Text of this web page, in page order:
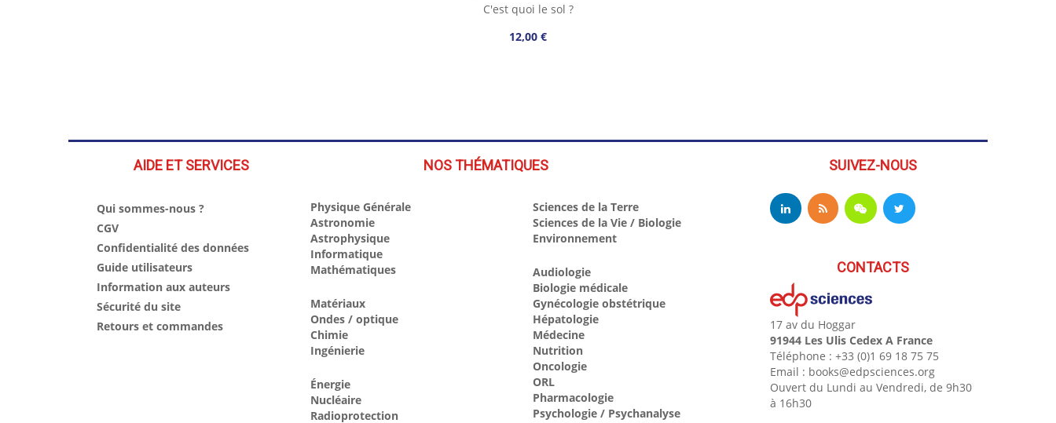
C'est quoi le sol ?
12,00 €
AIDE ET SERVICES
Qui sommes-nous ?
CGV
Confidentialité des données
Guide utilisateurs
Information aux auteurs
Sécurité du site
Retours et commandes
NOS THÉMATIQUES
Physique Générale
Astronomie
Astrophysique
Informatique
Mathématiques
Matériaux
Ondes / optique
Chimie
Ingénierie
Énergie
Nucléaire
Radioprotection
Sciences de la Terre
Sciences de la Vie / Biologie
Environnement
Audiologie
Biologie médicale
Gynécologie obstétrique
Hépatologie
Médecine
Nutrition
Oncologie
ORL
Pharmacologie
Psychologie / Psychanalyse
SUIVEZ-NOUS
CONTACTS
17 av du Hoggar
91944 Les Ulis Cedex A France
Téléphone : +33 (0)1 69 18 75 75
Email : books@edpsciences.org
Ouvert du Lundi au Vendredi, de 9h30
à 16h30